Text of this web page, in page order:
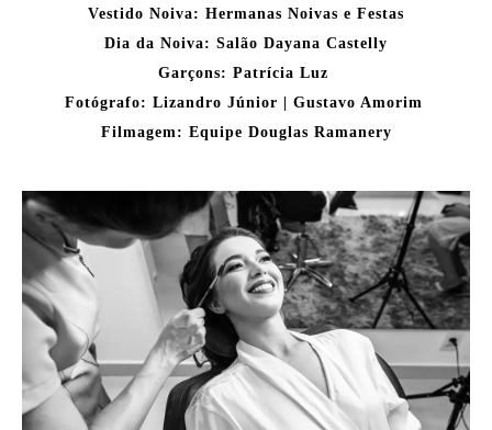
Vestido Noiva: Hermanas Noivas e Festas
Dia da Noiva: Salão Dayana Castelly
Garçons: Patrícia Luz
Fotógrafo: Lizandro Júnior | Gustavo Amorim
Filmagem: Equipe Douglas Ramanery